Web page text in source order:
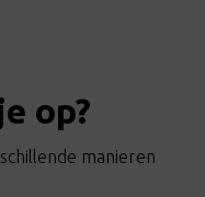
op?
manieren